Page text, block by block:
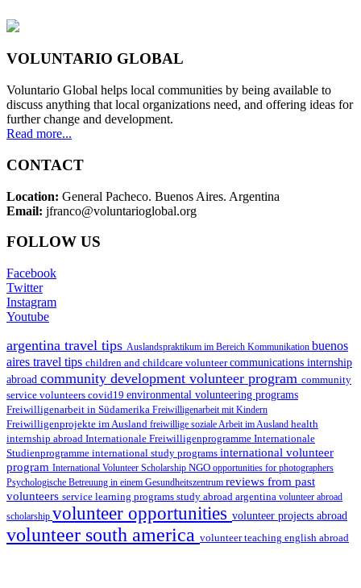
VOLUNTARIO GLOBAL
Voluntario Global helps local communities by being available to
discuss anything that local organizations need, and offering ideas for
further change and development.
Read more...
CONTACT
Location: General Pacheco. Buenos Aires. Argentina
Email: jfranco@voluntarioglobal.org
FOLLOW US
Facebook
Twitter
Instagram
Youtube
argentina travel tips Auslandspraktikum im Bereich Kommunikation buenos
aires travel tips children and childcare volunteercommunications internship
abroad community development volunteer program community
service volunteers covid19 environmental volunteering programs
Freiwilligenarbeit in Südamerika Freiwilligenarbeit mit Kindern
Freiwilligenprojekte im Ausland freiwillige soziale Arbeit im Ausland health
internship abroad Internationale Freiwilligenprogramme Internationale
Studienprogramme international study programs international volunteer
program International Volunteer Scholarship NGO opportunities for photographers
Psychologische Betreuung in einem Gesundheitszentrum reviews from past
volunteers service learning programs study abroad argentina volunteer abroad
scholarship volunteer opportunities volunteer projects abroad
volunteer south america volunteer teaching english abroad